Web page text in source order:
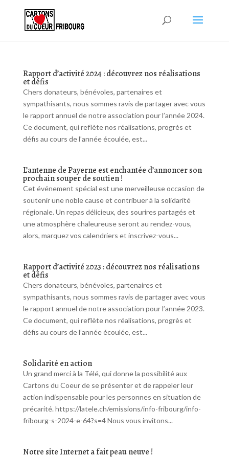
Rapport d’activité 2024 : découvrez nos réalisations
et défis
Chers donateurs, bénévoles, partenaires et
sympathisants, nous sommes ravis de partager avec vous
le rapport annuel de notre association pour l’année 2024.
Ce document, qui reflète nos réalisations, progrès et
défis au cours de l’année écoulée, est...
L’antenne de Payerne est enchantée d’annoncer son
prochain souper de soutien !
Cet événement spécial est une merveilleuse occasion de
soutenir une noble cause et contribuer à la solidarité
régionale. Un repas délicieux, des sourires partagés et
une atmosphère chaleureuse seront au rendez-vous,
alors, marquez vos calendriers et inscrivez-vous...
Rapport d’activité 2023 : découvrez nos réalisations
et défis
Chers donateurs, bénévoles, partenaires et
sympathisants, nous sommes ravis de partager avec vous
le rapport annuel de notre association pour l’année 2023.
Ce document, qui reflète nos réalisations, progrès et
défis au cours de l’année écoulée, est...
Solidarité en action
Un grand merci à la Télé, qui donne la possibilité aux
Cartons du Coeur de se présenter et de rappeler leur
action indispensable pour les personnes en situation de
précarité. https://latele.ch/emissions/info-fribourg/info-
fribourg-s-2024-e-64?s=4 Nous vous invitons...
Notre site Internet a fait peau neuve !